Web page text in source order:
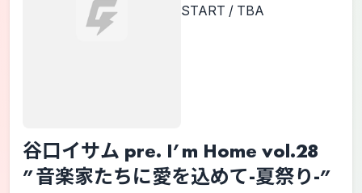
START / TBA
谷口イサム pre. I’m Home vol.28
”音楽家たちに愛を込めて-夏祭り-”